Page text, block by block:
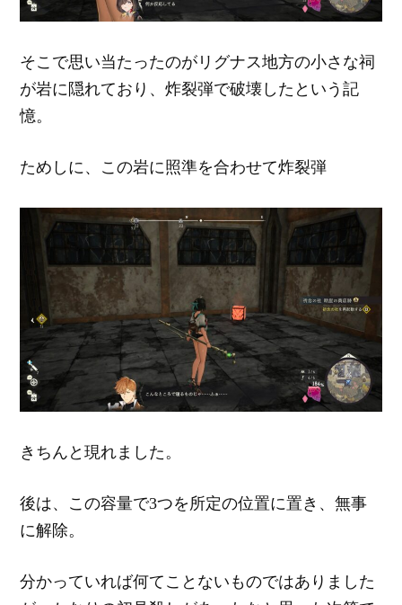
そこで思い当たったのがリグナス地方の小さな祠
が岩に隠れており、炸裂弾で破壊したという記
憶。
ためしに、この岩に照準を合わせて炸裂弾
きちんと現れました。
後は、この容量で3つを所定の位置に置き、無事
に解除。
分かっていれば何てことないものではありました